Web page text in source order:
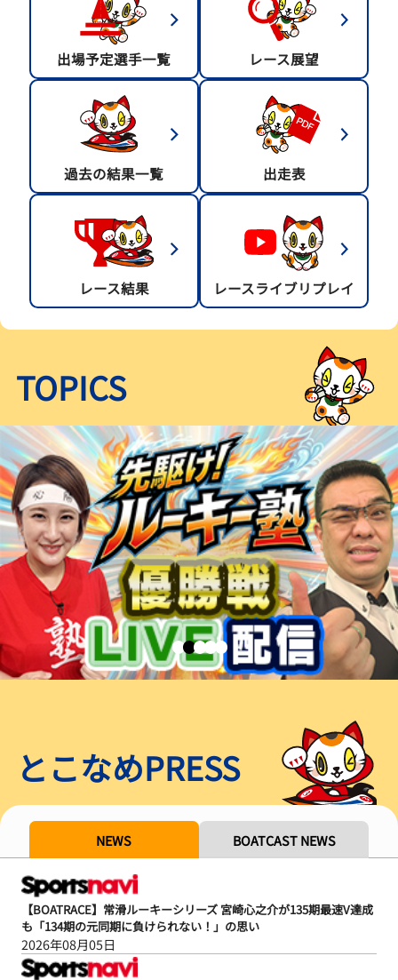
出場予定選手一覧 レース展望
過去の結果一覧 出走表
レース結果 レースライブリプレイ
TOPICS
とこなめPRESS
NEWS BOATCAST NEWS
【BOATRACE】常滑ルーキーシリーズ 宮崎心之介が135期最速V達成
も「134期の元同期に負けられない！」の思い
2026年08月05日